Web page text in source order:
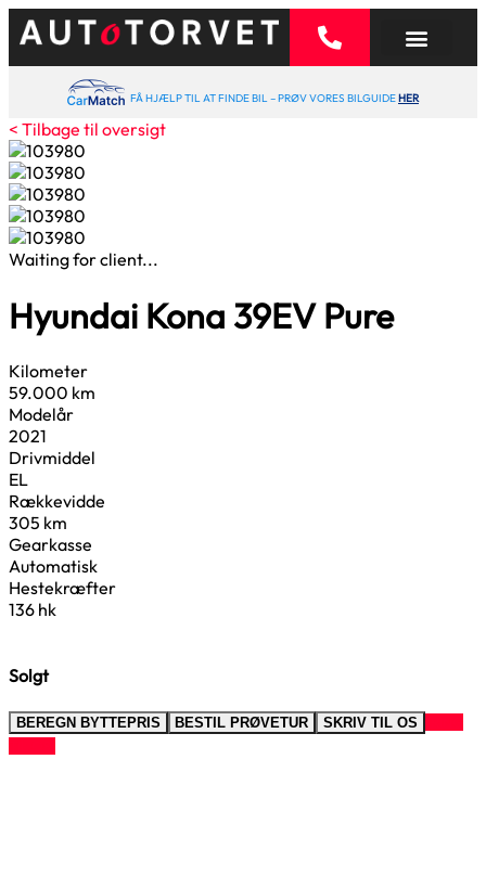
FÅ HJÆLP TIL AT FINDE BIL – PRØV VORES BILGUIDEHER
< Tilbage til oversigt
Waiting for client...
Hyundai Kona 39EV Pure
Kilometer
59.000 km
Modelår
2021
Drivmiddel
EL
Rækkevidde
305 km
Gearkasse
Automatisk
Hestekræfter
136 hk
Solgt
BEREGN BYTTEPRIS BESTIL PRØVETUR SKRIV TIL OS